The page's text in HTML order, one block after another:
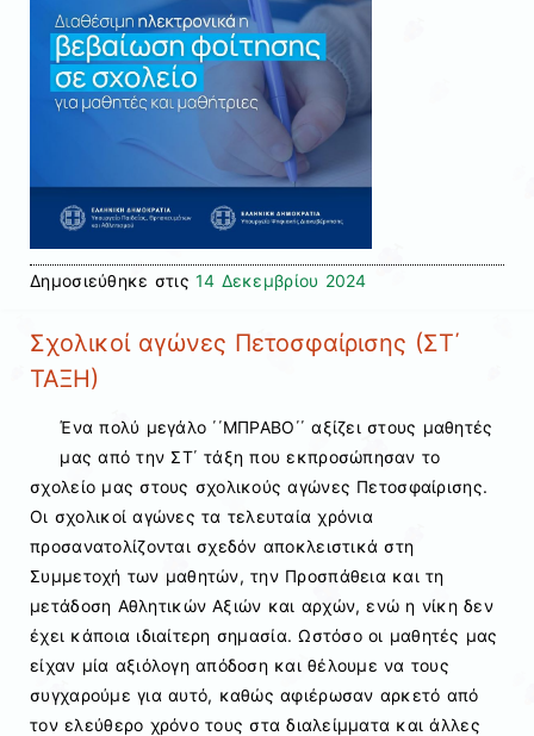
Δημοσιεύθηκε στις 14 Δεκεμβρίου 2024
Σχολικοί αγώνες Πετοσφαίρισης (ΣΤ΄
ΤΑΞΗ)
Ένα πολύ μεγάλο ΄΄ΜΠΡΑΒΟ΄΄ αξίζει στους μαθητές
μας από την ΣΤ΄ τάξη που εκπροσώπησαν το
σχολείο μας στους σχολικούς αγώνες Πετοσφαίρισης.
Οι σχολικοί αγώνες τα τελευταία χρόνια
προσανατολίζονται σχεδόν αποκλειστικά στη
Συμμετοχή των μαθητών, την Προσπάθεια και τη
μετάδοση Αθλητικών Αξιών και αρχών, ενώ η νίκη δεν
έχει κάποια ιδιαίτερη σημασία. Ωστόσο οι μαθητές μας
είχαν μία αξιόλογη απόδοση και θέλουμε να τους
συγχαρούμε για αυτό, καθώς αφιέρωσαν αρκετό από
τον ελεύθερο χρόνο τους στα διαλείμματα και άλλες